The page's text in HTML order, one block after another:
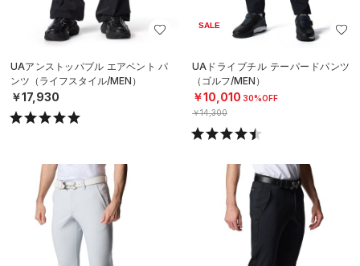
UAアンストッパブル エアベント パ
ンツ（ライフスタイル/MEN）
￥17,930
SALE
UAドライブチル テーパードパンツ
（ゴルフ/MEN）
￥10,010 30%OFF
￥14,300